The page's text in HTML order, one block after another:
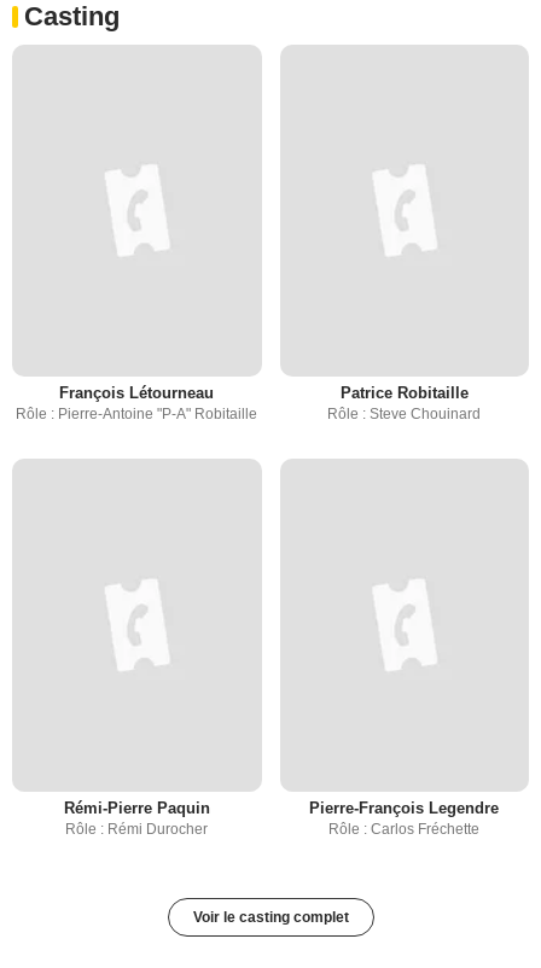
Casting
François Létourneau
Rôle : Pierre-Antoine "P-A" Robitaille
Patrice Robitaille
Rôle : Steve Chouinard
Rémi-Pierre Paquin
Rôle : Rémi Durocher
Pierre-François Legendre
Rôle : Carlos Fréchette
Voir le casting complet